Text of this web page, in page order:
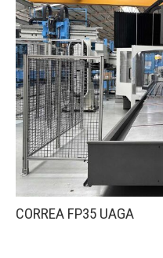
CORREA FP35 UAGA